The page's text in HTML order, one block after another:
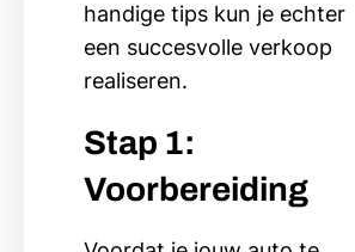
handige tips kun je echter
een succesvolle verkoop
realiseren.
Stap 1:
Voorbereiding